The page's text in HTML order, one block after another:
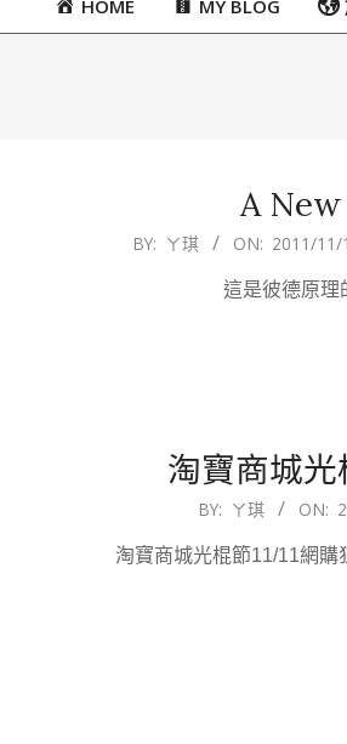
PrimaryHOME MY BLOG
A
BY: ㄚ琪 ON: 2011/11/
這是彼德原理
淘寶商城光
BY: ㄚ琪 ON:
淘寶商城光棍節11/11網